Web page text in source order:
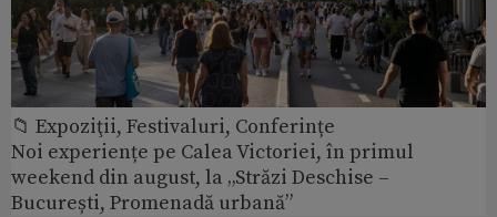
📁 Expoziţii, Festivaluri, Conferințe
Noi experiențe pe Calea Victoriei, în primul
weekend din august, la „Străzi Deschise –
București, Promenadă urbană”